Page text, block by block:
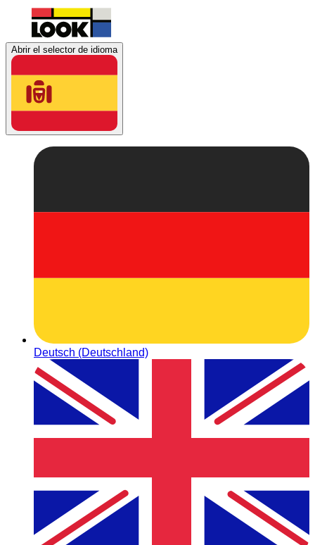
Abrir el selector de idioma
Deutsch (Deutschland)